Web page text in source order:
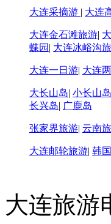
大连采摘游 | 大连
大连金石滩旅游|
蝶园 | 大连冰峪沟
大连一日游| 大连
大长山岛| 小长山岛
长兴岛| 广鹿岛
张家界旅游| 云南
大连邮轮旅游| 韩
大连旅游